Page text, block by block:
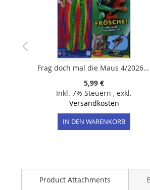
Frag doch mal die Maus 4/2026 "Extra: Frosch-Shot"
5,99 €
Inkl. 7% Steuern , exkl.
Versandkosten
IN DEN WARENKORB
Product Attachments